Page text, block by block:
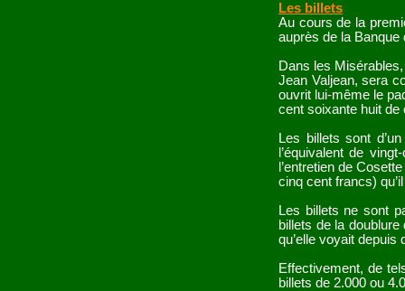
Les billets
Au cours de la
auprès de la Banque
Dans les
Jean Valjean, sera
ouvrit lui-même le
cent soixante huit de
Les billets sont
l’équivalent de
l’entretien de
cinq cent francs)
Les billets ne sont
billets de la
qu’elle voyait depuis
Effectivement, de
billets de 2.000 ou